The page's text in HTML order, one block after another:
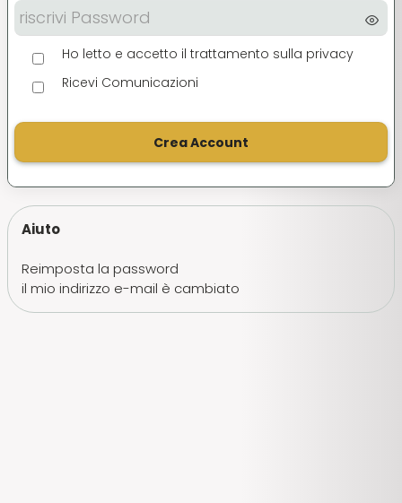
Ho letto e accetto il trattamento sulla privacy
Ricevi Comunicazioni
Crea Account
Aiuto
Reimposta la password
il mio indirizzo e-mail è cambiato